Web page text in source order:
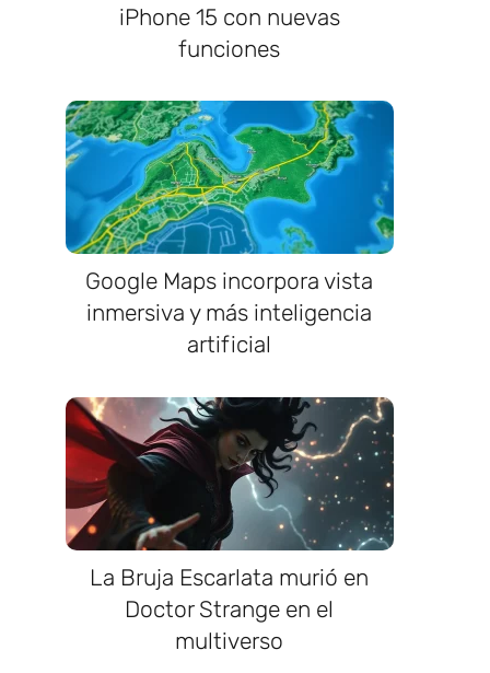
iPhone 15 con nuevas
funciones
Google Maps incorpora vista
inmersiva y más inteligencia
artificial
La Bruja Escarlata murió en
Doctor Strange en el
multiverso